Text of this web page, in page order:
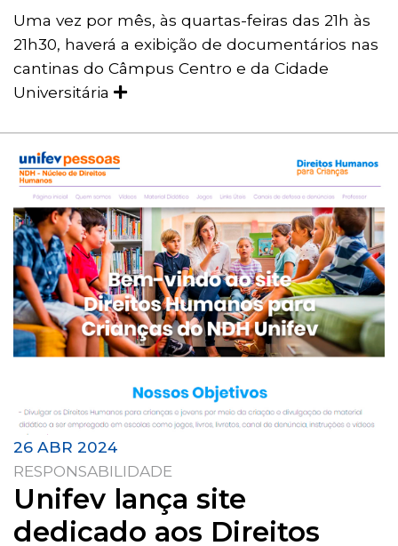
Uma vez por mês, às quartas-feiras das 21h às
21h30, haverá a exibição de documentários nas
cantinas do Câmpus Centro e da Cidade
Universitária
26 ABR 2024
RESPONSABILIDADE
Unifev lança site
dedicado aos Direitos